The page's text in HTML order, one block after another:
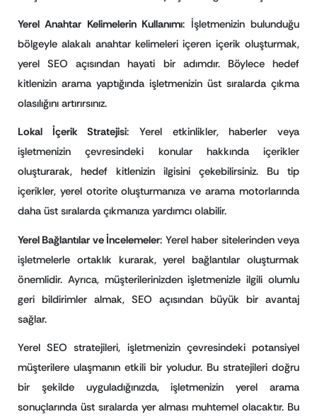
Yerel Anahtar Kelimelerin Kullanımı: İşletmenizin bulunduğu
bölgeyle alakalı anahtar kelimeleri içeren içerik oluşturmak,
yerel SEO açısından hayati bir adımdır. Böylece hedef
kitlenizin arama yaptığında işletmenizin üst sıralarda çıkma
olasılığını artırırsınız.
Lokal İçerik Stratejisi: Yerel etkinlikler, haberler veya
işletmenizin çevresindeki konular hakkında içerikler
oluşturarak, hedef kitlenizin ilgisini çekebilirsiniz. Bu tip
içerikler, yerel otorite oluşturmanıza ve arama motorlarında
daha üst sıralarda çıkmanıza yardımcı olabilir.
Yerel Bağlantılar ve İncelemeler: Yerel haber sitelerinden veya
işletmelerle ortaklık kurarak, yerel bağlantılar oluşturmak
önemlidir. Ayrıca, müşterilerinizden işletmenizle ilgili olumlu
geri bildirimler almak, SEO açısından büyük bir avantaj
sağlar.
Yerel SEO stratejileri, işletmenizin çevresindeki potansiyel
müşterilere ulaşmanın etkili bir yoludur. Bu stratejileri doğru
bir şekilde uyguladığınızda, işletmenizin yerel arama
sonuçlarında üst sıralarda yer alması muhtemel olacaktır. Bu